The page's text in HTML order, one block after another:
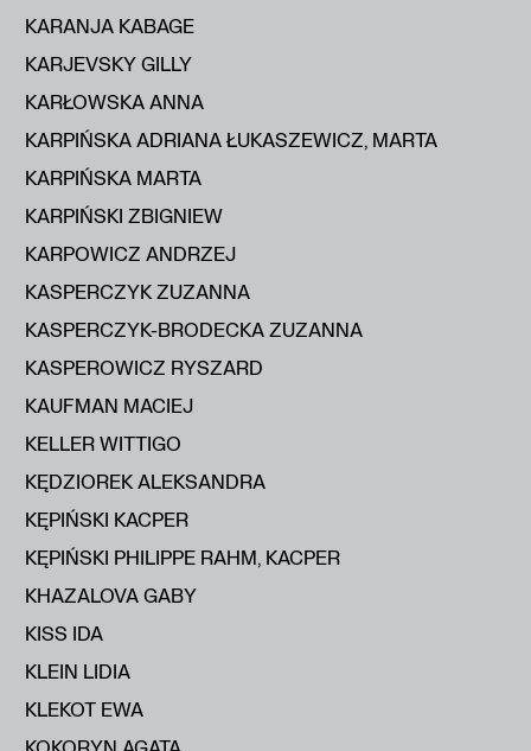
KARANJA KABAGE
KARJEVSKY GILLY
KARŁOWSKA ANNA
KARPIŃSKA ADRIANA ŁUKASZEWICZ, MARTA
KARPIŃSKA MARTA
KARPIŃSKI ZBIGNIEW
KARPOWICZ ANDRZEJ
KASPERCZYK ZUZANNA
KASPERCZYK-BRODECKA ZUZANNA
KASPEROWICZ RYSZARD
KAUFMAN MACIEJ
KELLER WITTIGO
KĘDZIOREK ALEKSANDRA
KĘPIŃSKI KACPER
KĘPIŃSKI PHILIPPE RAHM, KACPER
KHAZALOVA GABY
KISS IDA
KLEIN LIDIA
KLEKOT EWA